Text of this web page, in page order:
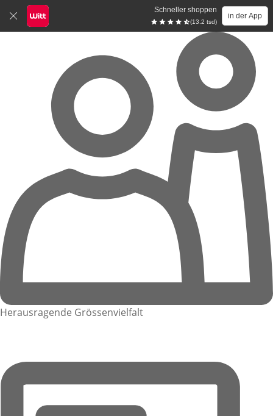
Schneller shoppen
(13.2 tsd)
in der App
Herausragende Grössenvielfalt